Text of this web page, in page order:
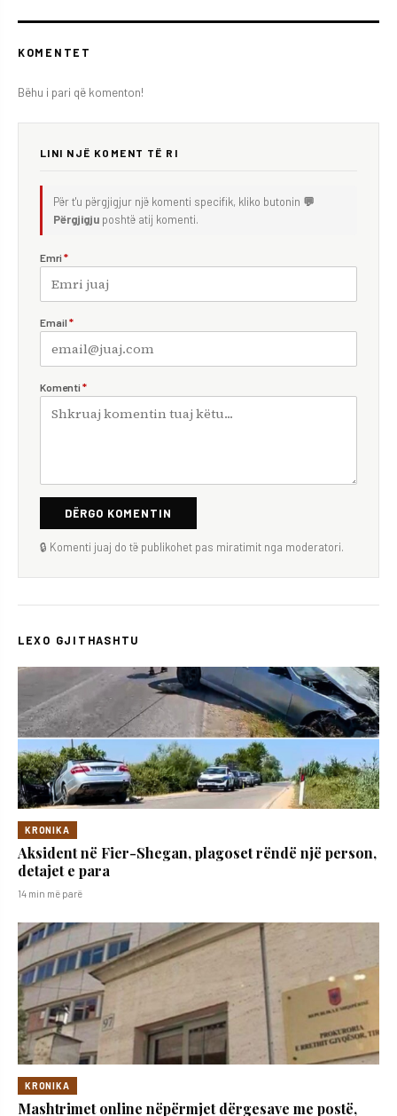
KOMENTET
Bëhu i pari që komenton!
LINI NJË KOMENT TË RI
Për t'u përgjigjur një komenti specifik, kliko butonin 💬
Përgjigju poshtë atij komenti.
Emri *
Email *
Komenti *
DËRGO KOMENTIN
🔒 Komenti juaj do të publikohet pas miratimit nga moderatori.
LEXO GJITHASHTU
KRONIKA
Aksident në Fier-Shegan, plagoset rëndë një person,
detajet e para
14 min më parë
KRONIKA
Mashtrimet online nëpërmjet dërgesave me postë,